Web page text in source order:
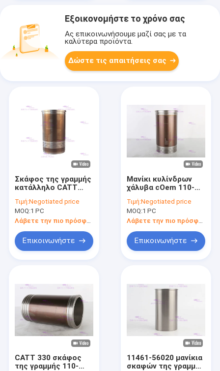
Εξοικονομήστε το χρόνο σας
Ας επικοινωνήσουμε μαζί σας με τα
καλύτερα προϊόντα.
Δώστε τις απαιτήσεις σας
Σκάφος της γραμμής
κατάλληλο CATT
μηχανών 197-9322
FUSA με την
εξουσιοδότηση 12
μηνών
Τιμή:Negotiated price
MOQ:1 PC
Λάβετε την πιο πρόσφατη τιμή
Επικοινωνήστε
Μανίκι κυλίνδρων
χάλυβα cOem 110-
σκαφών της γραμμής
κυλίνδρων FUSA
Catt330B με 6 Cyls
Τιμή:Negotiated price
MOQ:1 PC
Επικοινωνήστε
CATT 330 σκάφος
της γραμμής 110-
11461-56020 μανίκια
σκαφών της γραμμής